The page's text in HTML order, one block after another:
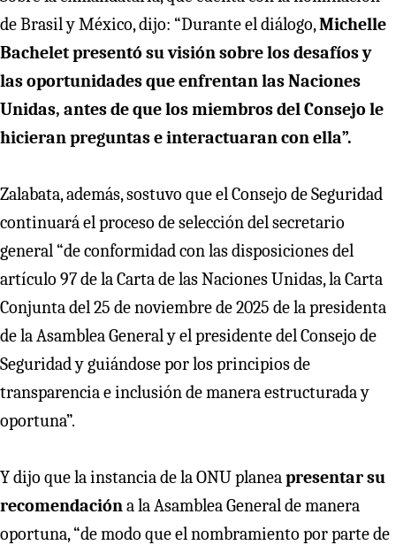
de Brasil y México, dijo: “Durante el diálogo,Michelle
Bachelet presentó su visión sobre los desafíos y
las oportunidades que enfrentan las Naciones
Unidas, antes de que los miembros del Consejo le
hicieran preguntas e interactuaran con ella”.
Zalabata, además, sostuvo que el Consejo de Seguridad
continuará el proceso de selección del secretario
general “de conformidad con las disposiciones del
artículo 97 de la Carta de las Naciones Unidas, la Carta
Conjunta del 25 de noviembre de 2025 de la presidenta
de la Asamblea General y el presidente del Consejo de
Seguridad y guiándose por los principios de
transparencia e inclusión de manera estructurada y
oportuna”.
Y dijo que la instancia de la ONU planeapresentar su
recomendacióna la Asamblea General de manera
oportuna, “de modo que el nombramiento por parte de